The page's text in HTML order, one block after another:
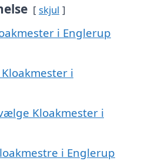
skjul
i Englerup
i
Kloakmester i
i Englerup